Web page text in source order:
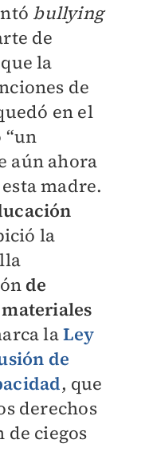
bullying
de
la
de
en el
aún ahora
madre.
la
de
laLey
de
, que
derechos
de ciegos